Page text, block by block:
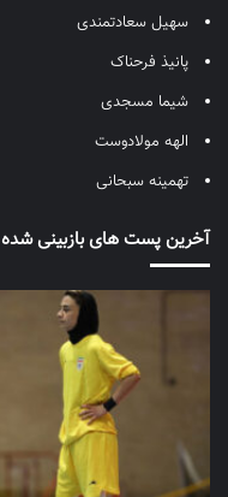
سهیل سعادتمندی
پانیذ فرحناک
شیما مسجدی
الهه مولادوست
تهمینه سبحانی
آخرین پست های بازبینی شده